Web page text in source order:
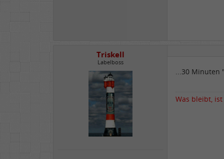
Triskell
Labelboss
...30 Minuten
Was bleibt,